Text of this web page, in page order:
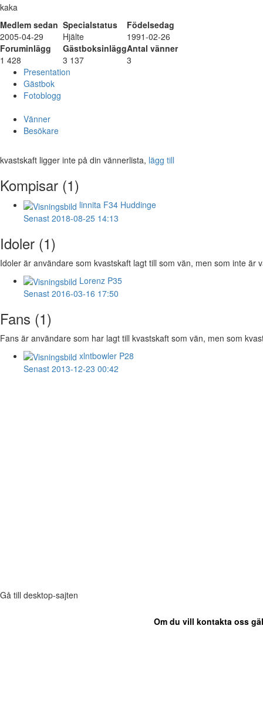
kaka
Medlem sedan Specialstatus
Födelsedag
2005-04-29
Hjälte
1991-02-26
Foruminlägg
GästboksinläggAntal vänner
1 428
3 137
3
Presentation
Gästbok
Fotoblogg
Vänner
Besökare
kvastskaft ligger inte på din vännerlista, lägg till
Kompisar (1)
linnita F34 Huddinge
Senast 2018-08-25 14:13
Idoler (1)
Idoler är användare som kvastskaft lagt till som vän, men som inte är
Lorenz P35
Senast 2016-03-16 17:50
Fans (1)
Fans är användare som har lagt till kvastskaft som vän, men som
xlntbowler P28
Senast 2013-12-23 00:42
Gå till desktop-sajten
Om du vill kontakta oss